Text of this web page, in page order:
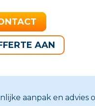
AAN
aanpak en advies